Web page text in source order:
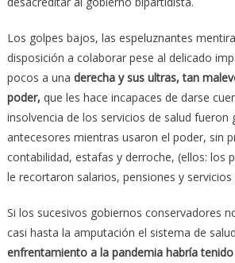
Los golpes bajos, las espeluznantes
disposición a colaborar pese al delicado
pocos a una derecha y sus ultras, tan
poder, que les hace incapaces de darse
insolvencia de los servicios de salud fueron
antecesores mientras usaron el poder, sin
contabilidad, estafas y derroche, (ellos: los
le recortaron salarios, pensiones y
Si los sucesivos gobiernos conservadores
casi hasta la amputación el sistema de
enfrentamiento a la pandemia habría